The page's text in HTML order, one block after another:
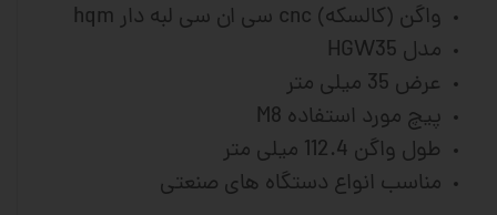
واگن (کالسکه) cnc سی ان سی لبه دار hqm
مدل HGW35
عرض 35 میلی متر
پیچ مورد استفاده M8
طول واگن 112.4 میلی متر
مناسب انواع دستگاه های صنعتی